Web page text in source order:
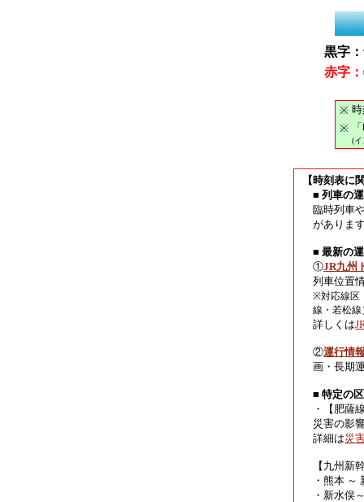
黒字
赤字
※
※
(イ
【時刻表に
■ 列車の
臨時列車
がありま
■ 最新の
①JR九州
列車位置
※対応線区
線・若松線
詳しくは
②運行情
画・長期
■ 特定の
・【肥薩線
災害の影
詳細は災
【九州新
・熊本
・新水俣